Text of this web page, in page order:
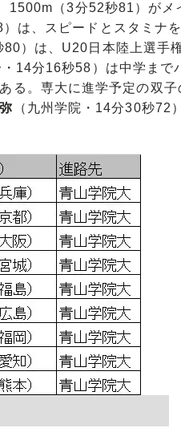
1500m（3分52秒81）がメ
）は、スピードとスタミナ
80）は、U20日本陸上選手
・14分16秒58）は中学まで
る。専大に進学予定の双子
（九州学院・14分30秒72